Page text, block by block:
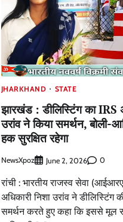
JHARKHAND STATE
झारखंड : डीलिस्टिंग का IRS
उरांव ने किया समर्थन, बोली-
हक सुरक्षित रहेगा
NewsXpoz June 2, 2026 0
रांची : भारतीय राजस्व सेवा
अधिकारी निशा उरांव ने डीलिस्टिंग
समर्थन करते हुए कहा कि इससे मूल